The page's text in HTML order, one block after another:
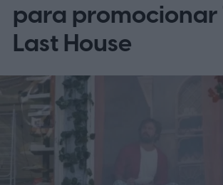
para promocionar
Last House